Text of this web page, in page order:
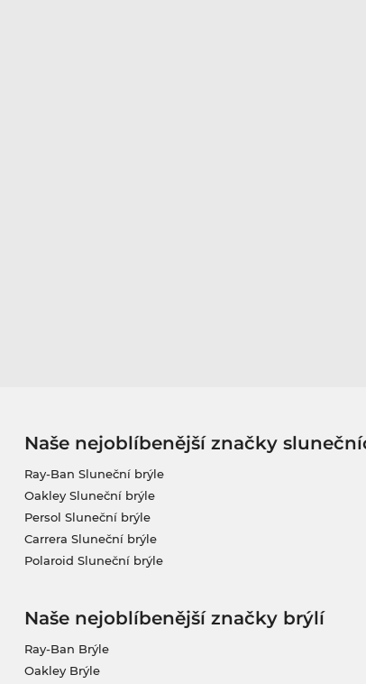
Naše nejoblíbenější značky
Ray-Ban Sluneční brýle
Oakley Sluneční brýle
Persol Sluneční brýle
Carrera Sluneční brýle
Polaroid Sluneční brýle
Naše nejoblíbenější značky brýlí
Ray-Ban Brýle
Oakley Brýle